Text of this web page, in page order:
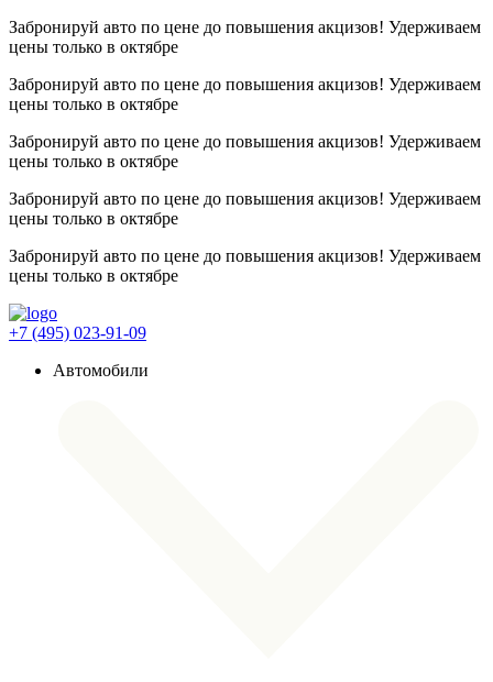
Забронируй авто по цене до повышения акцизов! Удерживаем
цены только в октябре
Забронируй авто по цене до повышения акцизов! Удерживаем
цены только в октябре
Забронируй авто по цене до повышения акцизов! Удерживаем
цены только в октябре
Забронируй авто по цене до повышения акцизов! Удерживаем
цены только в октябре
Забронируй авто по цене до повышения акцизов! Удерживаем
цены только в октябре
+7 (495) 023-91-09
Автомобили